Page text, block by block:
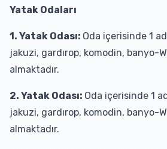
Yatak Odaları
1. Yatak Odası: Oda içerisinde 1
jakuzi, gardırop, komodin, banyo-
almaktadır.
2. Yatak Odası: Oda içerisinde 1
jakuzi, gardırop, komodin, banyo-
almaktadır.